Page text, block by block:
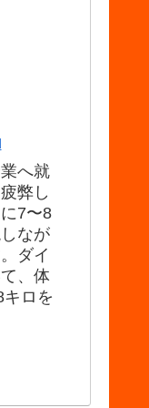
へ就
弊し
7〜8
なが
ダイ
、体
ロを